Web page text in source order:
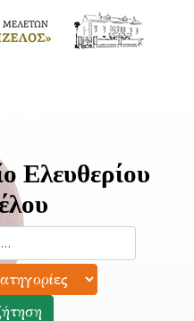
Ελευθερίου